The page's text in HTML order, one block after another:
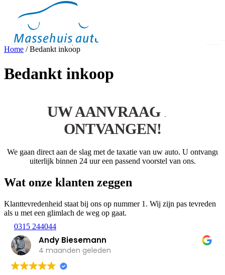
0315 244044
Occasions
Binnen kijken
Proefrit
Home / Bedankt inkoop
Bedankt inkoop
UW AANVRAAG IS
ONTVANGEN!
We gaan direct aan de slag met de taxatie van uw auto. U ontvangt
uiterlijk binnen 24 uur een passend voorstel van ons.
Wat onze klanten zeggen
Klanttevredenheid staat bij ons op nummer 1. Wij zijn pas tevreden
als u met een glimlach de weg op gaat.
Andy Biesemann
4 maanden geleden